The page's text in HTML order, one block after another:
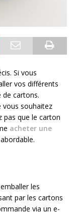
Si vous
vos différents
de cartons.
vous souhaitez
pas que le carton
acheter une
les
par les cartons
via un e-